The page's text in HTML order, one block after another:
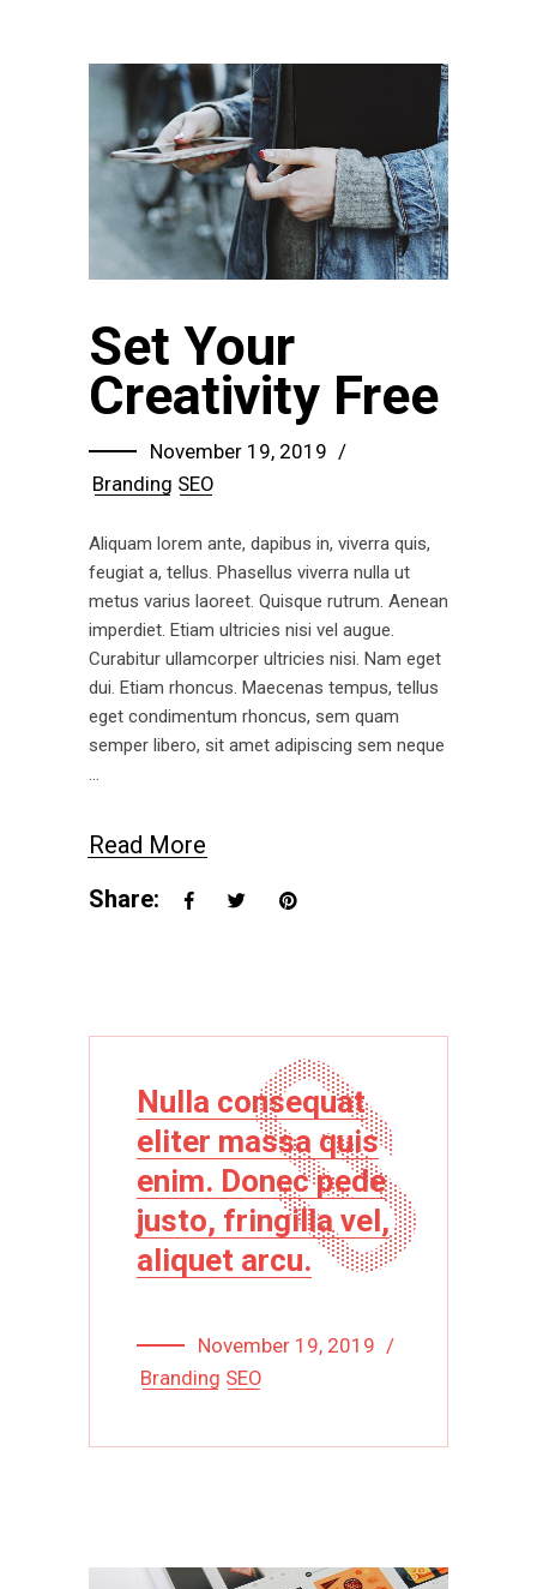
Set Your
Creativity Free
November 19, 2019
Branding SEO
Aliquam lorem ante, dapibus in, viverra quis,
feugiat a, tellus. Phasellus viverra nulla ut
metus varius laoreet. Quisque rutrum. Aenean
imperdiet. Etiam ultricies nisi vel augue.
Curabitur ullamcorper ultricies nisi. Nam eget
dui. Etiam rhoncus. Maecenas tempus, tellus
eget condimentum rhoncus, sem quam
semper libero, sit amet adipiscing sem neque
Read More
Share:
Nulla consequat
eliter massa quis
enim. Donec pede
justo, fringilla vel,
aliquet arcu.
November 19, 2019
Branding SEO